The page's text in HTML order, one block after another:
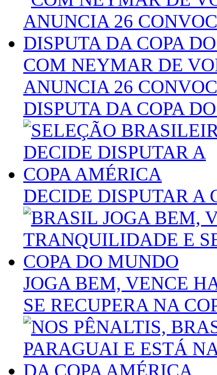
COM NEYMAR DE
ANUNCIA 26
DISPUTA DA COPA
DECIDE DISPUTAR A
JOGA BEM, VENCE
SE RECUPERA NA